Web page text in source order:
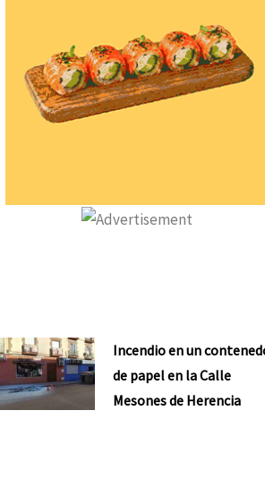
Incendio en un
de papel en la Calle
Mesones de Herencia